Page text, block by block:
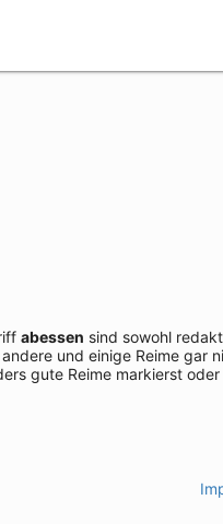
abessen sind sowohl
und einige Reime
gute Reime markierst